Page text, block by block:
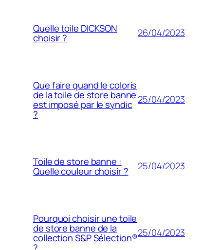
Quelle toile DICKSON
choisir ? 26/04/2023
Que faire quand le coloris
de la toile de store banne
est imposé par le syndic
?
25/04/2023
Toile de store banne :
Quelle couleur choisir ? 25/04/2023
Pourquoi choisir une toile
de store banne de la
collection S&P Sélection®
?
25/04/2023